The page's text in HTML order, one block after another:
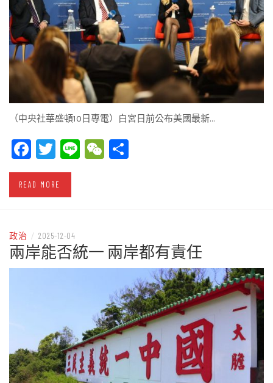
（中央社華盛頓10日專電）白宮日前公布美國最新…
Facebook
Twitter
LineWeChat
READ MORE
政治 / 2025-12-04
兩岸能否統一 兩岸都有責任